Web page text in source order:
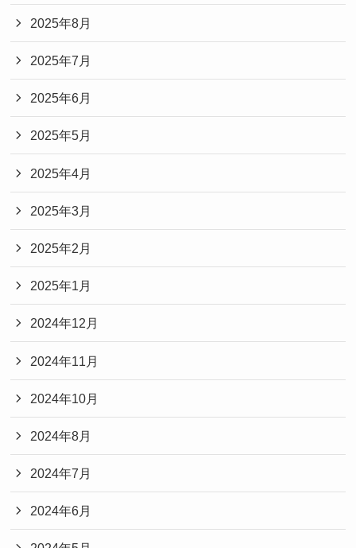
2025年8月
2025年7月
2025年6月
2025年5月
2025年4月
2025年3月
2025年2月
2025年1月
2024年12月
2024年11月
2024年10月
2024年8月
2024年7月
2024年6月